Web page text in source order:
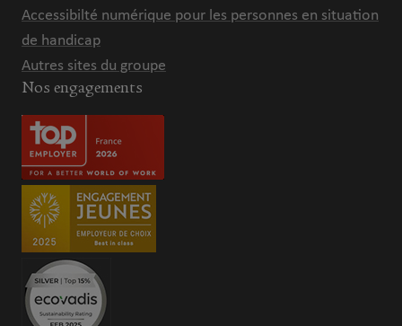
Accessibilté numérique pour les personnes en situation
de handicap
Autres sites du groupe
Nos engagements